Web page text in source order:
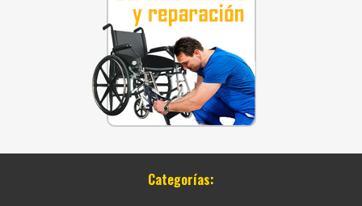
Categorías: